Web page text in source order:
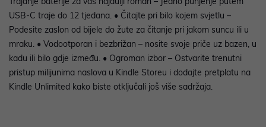
USB-C traje do 12 tjedana. • Čitajte pri bilo kojem svjetlu –
Podesite zaslon od bijele do žute za čitanje pri jakom suncu ili u
mraku. • Vodootporan i bezbrižan – nosite svoje priče uz bazen, u
kadu ili bilo gdje između. • Ogroman izbor – Ostvarite trenutni
pristup milijunima naslova u Kindle Storeu i dodajte pretplatu na
Kindle Unlimited kako biste otključali još više sadržaja.